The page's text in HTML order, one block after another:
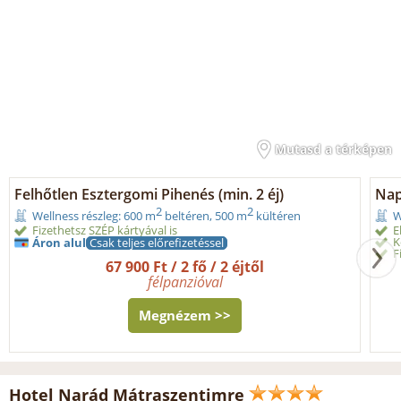
Mutasd a térképen
Felhőtlen Esztergomi Pihenés (min. 2 éj)
Wellness részleg: 600 m2 beltéren, 500 m2 kültéren
Fizethetsz SZÉP kártyával is
Áron alul Csak teljes előrefizetéssel
67 900 Ft / 2 fő / 2 éjtől
félpanzióval
Megnézem >>
Hotel Narád Mátraszentimre